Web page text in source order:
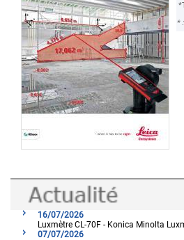
*
16/07/2026
Luxmètre CL-70F - Konica Minolta
07/07/2026